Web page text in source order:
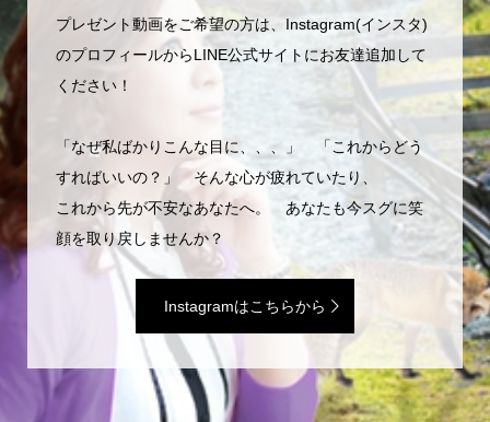
プレゼント動画をご希望の方は、Instagram(インスタ)
のプロフィールからLINE公式サイトにお友達追加して
ください！
「なぜ私ばかりこんな目に、、、」 「これからどう
すればいいの？」 そんな心が疲れていたり、
これから先が不安なあなたへ。 あなたも今スグに笑
顔を取り戻しませんか？
Instagramはこちらから